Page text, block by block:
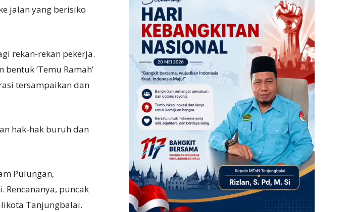
jalan yang berisiko
rekan-rekan pekerja.
‘Temu Ramah’
tersampaikan dan
hak-hak buruh dan
Pulungan,
Rencananya, puncak
Tanjungbalai.